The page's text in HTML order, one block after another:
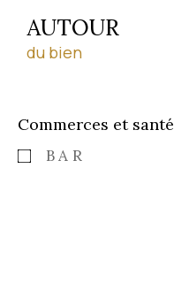
AUTOUR
du bien
Commerces et santé
BAR